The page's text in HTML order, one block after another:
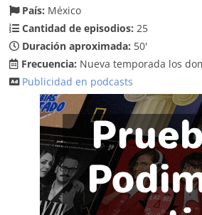
País: México
Cantidad de episodios: 25
Duración aproximada: 50'
Frecuencia: Nueva temporada los
Publicidad en podcasts